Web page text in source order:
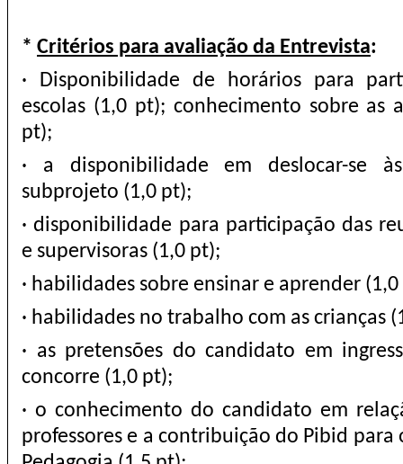
* Critérios para avaliação da Entrevista:
· Disponibilidade de horários para
escolas (1,0 pt); conhecimento sobre as
pt);
· a disponibilidade em deslocar-se
subprojeto (1,0 pt);
· disponibilidade para participação das
e supervisoras (1,0 pt);
· habilidades sobre ensinar e aprender
· habilidades no trabalho com as crianças
· as pretensões do candidato em
concorre (1,0 pt);
· o conhecimento do candidato em
professores e a contribuição do Pibid para